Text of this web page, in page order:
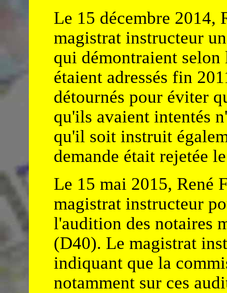
Le 15 décembre 2014,
magistrat instructeur
qui démontraient
étaient adressés fin
détournés pour éviter
qu'ils avaient intentés
qu'il soit instruit
demande était rejetée
Le 15 mai 2015, René
magistrat instructeur
l'audition des notaires
(D40). Le magistrat
indiquant que la
notamment sur ces